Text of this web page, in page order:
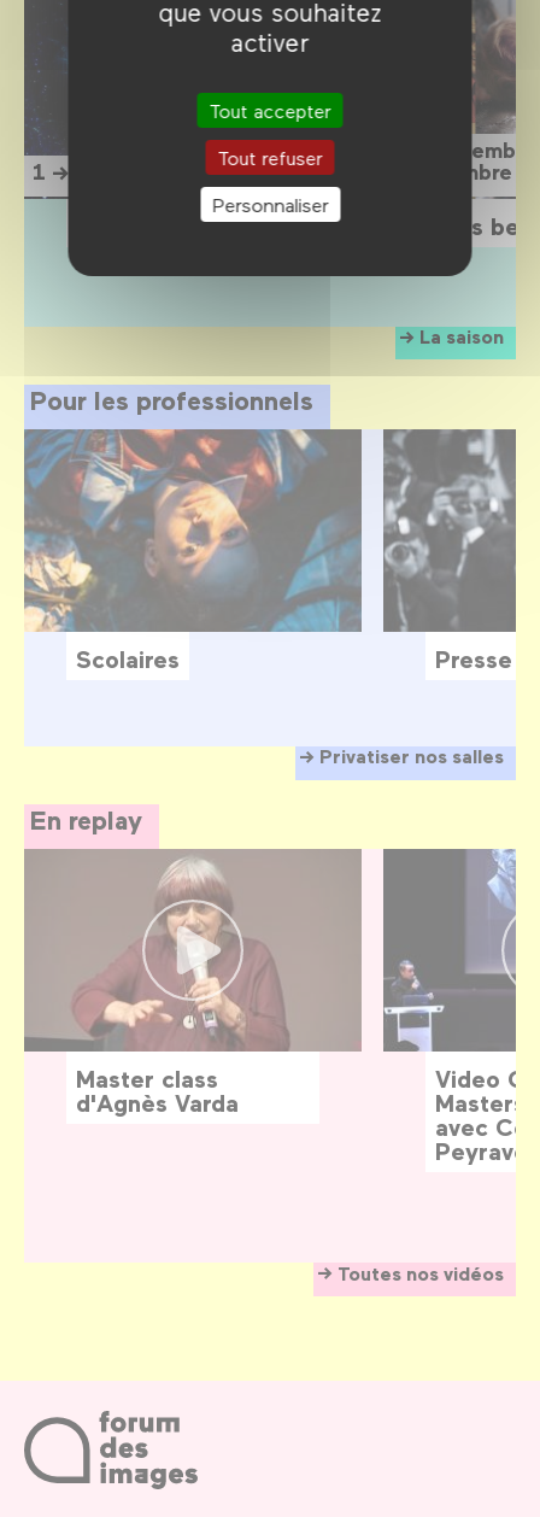
que vous souhaitez
activer
Tout accepter
Tout refuser
Personnaliser
La saison
1 → 12 septembre 2026
L'Étrange Festival 2026
15
1 novembre
Sois
Pour les professionnels
Privatiser nos salles
Scolaires Presse
En replay
Toutes nos vidéos
Master class
d'Agnès Varda
Video
avec